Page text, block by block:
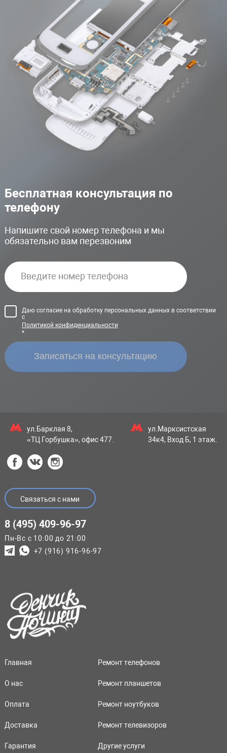
Бесплатная консультация по
телефону
Напишите свой номер телефона и мы
обязательно вам перезвоним
Даю согласие на обработку персональных данных в соответствии
с
Политикой конфиденциальности
*
ул.Барклая 8,
«ТЦ Горбушка», офис 477.
ул.Марксистская
34к4, Вход Б, 1 этаж.
Связаться с нами
8 (495) 409-96-97
Пн-Вс с 10:00 до 21:00
+7 (916) 916-96-97
Главная
О нас
Оплата
Доставка
Гарантия
Ремонт телефонов
Ремонт планшетов
Ремонт ноутбуков
Ремонт телевизоров
Другие услуги